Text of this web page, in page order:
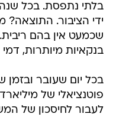
בלתי נתפסת. בכל
שכמעט אין בהם
בנקאיות מיותרות,
בכל יום שעובר
פוטנציאלי של
לעבור לחיסכון של